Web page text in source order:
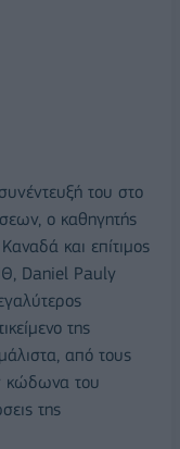
του στο
ο καθηγητής
και επίτιμος
Daniel Pauly
της
από τους
κώδωνα του
της